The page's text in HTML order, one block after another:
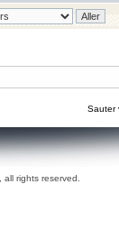
Sauter
rights reserved.